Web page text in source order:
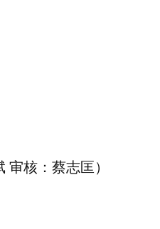
核：蔡志匡）